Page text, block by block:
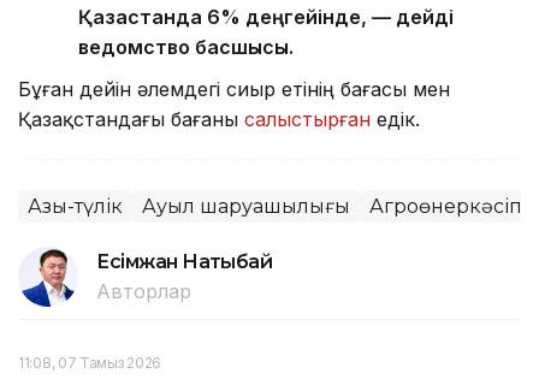
Қазақстанда 6% деңгейінде, — дейді
ведомство басшысы.
Бұған дейін әлемдегі сиыр етінің бағасы мен
Қазақстандағы бағаны салыстырған едік.
Азық-түлік Ауыл шаруашылығы Агроөнеркәсіп
Есімжан Нақтыбай
Авторлар
11:08, 07 Тамыз 2026